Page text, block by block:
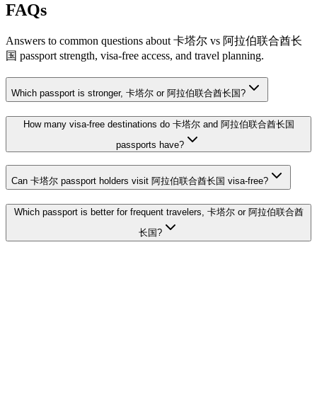
FAQs
Answers to common questions about 卡塔尔 vs 阿拉伯联合酋长
国 passport strength, visa-free access, and travel planning.
Which passport is stronger, 卡塔尔 or 阿拉伯联合酋长国?
How many visa-free destinations do 卡塔尔 and 阿拉伯联合酋长国
passports have?
Can 卡塔尔 passport holders visit 阿拉伯联合酋长国 visa-free?
Which passport is better for frequent travelers, 卡塔尔 or 阿拉伯联合酋
长国?